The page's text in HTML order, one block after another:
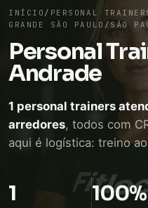
INÍCIO / PERSONAL
GRANDE SÃO PAULO / SÃO
Personal
Andrade
1 personal trainers
arredores, todos com
aqui é logística: treino
deslocamento.
1 100%